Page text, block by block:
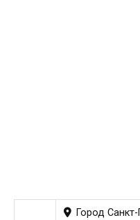
Город Санкт-